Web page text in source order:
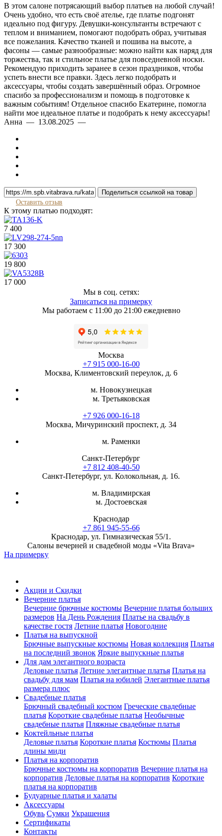
В этом салоне потрясающий выбор платьев на любой случай!
Очень удобно, что есть своё ателье, где платье подгонят
идеально под фигуру. Девушки-консультанты встречают с
теплом и вниманием, помогают подобрать образ, учитывая
все пожелания. Качество тканей и пошива на высоте, а
фасоны — самые разнообразные: можно найти как наряд для
торжества, так и стильное платье для повседневной носки.
Рекомендую приходить заранее в сезон праздников, чтобы
успеть внести все правки. Здесь легко подобрать и
аксессуары, чтобы создать завершённый образ. Огромное
спасибо за профессионализм и помощь в подготовке к
важным событиям! Отдельное спасибо Екатерине, помогла
найти мое идеальное платье и подобрать к нему аксессуары!
Анна — 13.08.2025 —
Поделиться ссылкой на товар
Оставить отзыв
К этому платью подходят:
7 400
17 300
19 800
17 000
Мы в соц. сетях:
Записаться на примерку
Мы работаем с 11:00 до 21:00 ежедневно
Москва
+7 915 000-16-00
Москва, Климентовский переулок, д. 6
м. Новокузнецкая
м. Третьяковская
+7 926 000-16-18
Москва, Мичуринский проспект, д. 34
м. Раменки
Санкт-Петербург
+7 812 408-40-50
Санкт-Петербург, ул. Колокольная, д. 16.
м. Владимирская
м. Достоевская
Краснодар
+7 861 945-55-66
Краснодар, ул. Гимназическая 55/1.
Салоны вечерней и свадебной моды «Vita Brava»
На примерку
Акции и Скидки
Вечерние платья
Вечерние брючные костюмы Вечерние платья больших
размеров На День Рождения Платье на свадьбу в
качестве гостя Летние платья Новогодние
Платья на выпускной
Брючные выпускные костюмы Новая коллекция Платья
на последний звонок Яркие выпускные платья
Для дам элегантного возраста
Деловые платья Летние элегантные платья Платья на
свадьбу для мам Платья на юбилей Элегантные платья
размера плюс
Свадебные платья
Брючный свадебный костюм Греческие свадебные
платья Короткие свадебные платья Необычные
свадебные платья Пляжные свадебные платья
Коктейльные платья
Деловые платья Короткие платья Костюмы Платья
длины миди
Платья на корпоратив
Брючные костюмы на корпоратив Вечерние платья на
корпоратив Деловые платья на корпоратив Короткие
платья на корпоратив
Будуарные платья и халаты
Аксессуары
Обувь Сумки Украшения
Сертификаты
Контакты